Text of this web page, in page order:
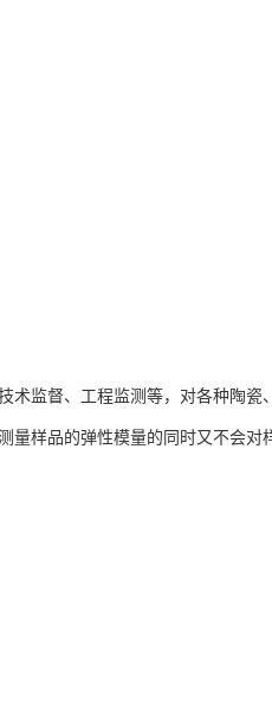
术监督、工程监测等，对各种陶瓷
量样品的弹性模量的同时又不会对